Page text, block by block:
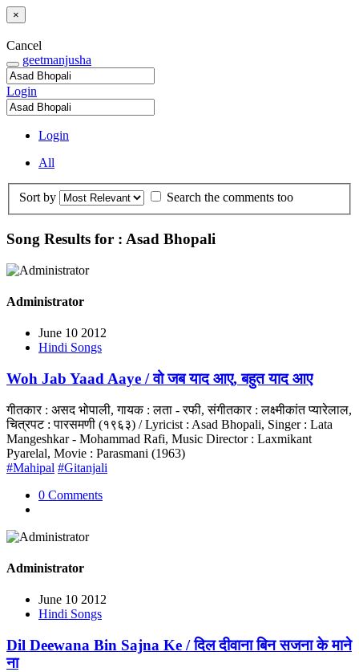
×
Cancel
geetmanjusha
Login
Login
All
Sort by Search the comments too
Song Results for : Asad Bhopali
Administrator
June 10 2012
Hindi Songs
Woh Jab Yaad Aaye / वो जब याद आए, बहुत याद आए
गीतकार : असद भोपाली, गायक : लता - रफी, संगीतकार : लक्ष्मीकांत प्यारेलाल,
चित्रपट : पारसमणी (१९६३) / Lyricist : Asad Bhopali, Singer : Lata
Mangeshkar - Mohammad Rafi, Music Director : Laxmikant
Pyarelal, Movie : Parasmani (1963)
#Mahipal #Gitanjali
0 Comments
Administrator
June 10 2012
Hindi Songs
Dil Deewana Bin Sajna Ke / दिल दीवाना बिन सजना के माने
ना